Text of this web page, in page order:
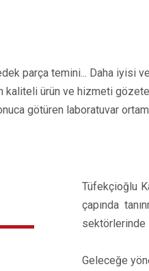
parça temini... Daha iyisi
kaliteli ürün ve hizmeti
götüren laboratuvar
Tüfekçioğlu
çapında
sektörlerinde
Geleceğe